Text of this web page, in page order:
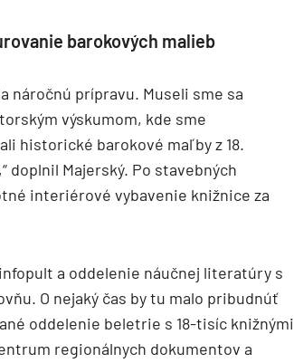
barokových malieb
náročnú prípravu. Museli sme sa
výskumom, kde sme
historické barokové maľby z 18.
Majerský. Po stavebných
interiérové vybavenie knižnice za
a oddelenie náučnej literatúry s
O nejaký čas by tu malo pribudnúť
oddelenie beletrie s 18-tisíc knižnými
regionálnych dokumentov a